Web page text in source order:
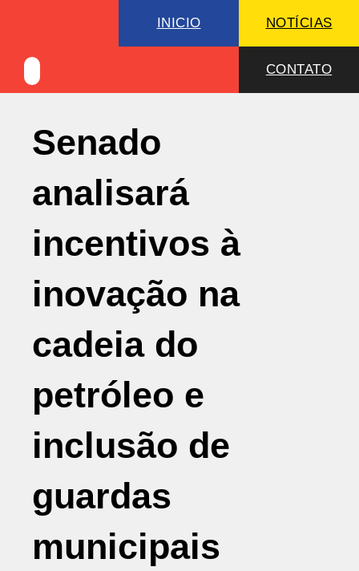
INICIO NOTÍCIAS
CONTATO
Senado
analisará
incentivos à
inovação na
cadeia do
petróleo e
inclusão de
guardas
municipais